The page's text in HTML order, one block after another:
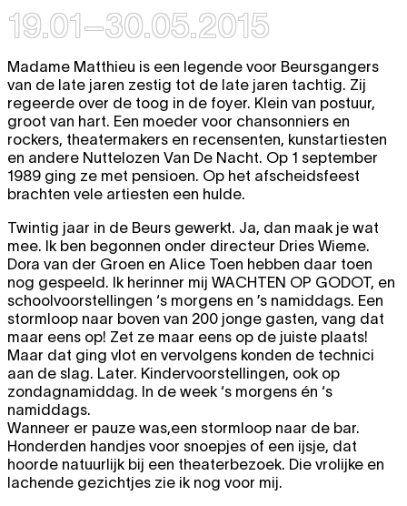
19.01–30.05.2015
Madame Matthieu is een legende voor Beursgangers
van de late jaren zestig tot de late jaren tachtig. Zij
regeerde over de toog in de foyer. Klein van postuur,
groot van hart. Een moeder voor chansonniers en
rockers, theatermakers en recensenten, kunstartiesten
en andere Nuttelozen Van De Nacht. Op 1 september
1989 ging ze met pensioen. Op het afscheidsfeest
brachten vele artiesten een hulde.
Twintig jaar in de Beurs gewerkt. Ja, dan maak je wat
mee. Ik ben begonnen onder directeur Dries Wieme.
Dora van der Groen en Alice Toen hebben daar toen
nog gespeeld. Ik herinner mij WACHTEN OP GODOT, en
schoolvoorstellingen ‘s morgens en ’s namiddags. Een
stormloop naar boven van 200 jonge gasten, vang dat
maar eens op! Zet ze maar eens op de juiste plaats!
Maar dat ging vlot en vervolgens konden de technici
aan de slag. Later. Kindervoorstellingen, ook op
zondagnamiddag. In de week ‘s morgens én ‘s
namiddags.
Wanneer er pauze was,een stormloop naar de bar.
Honderden handjes voor snoepjes of een ijsje, dat
hoorde natuurlijk bij een theaterbezoek. Die vrolijke en
lachende gezichtjes zie ik nog voor mij.